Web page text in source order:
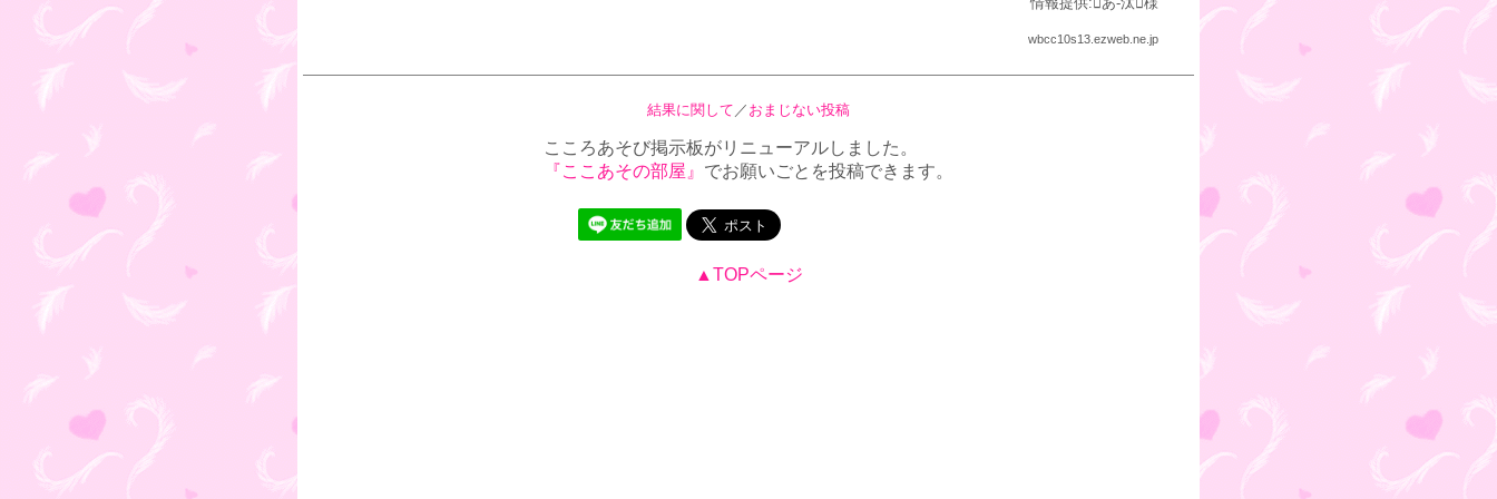
wbcc10s13.ezweb.ne.jp
結果に関して ／ おまじない投稿
こころあそび掲示板がリニューアルしました。
『ここあその部屋』 でお願いごとを投稿できます。
▲TOPページ